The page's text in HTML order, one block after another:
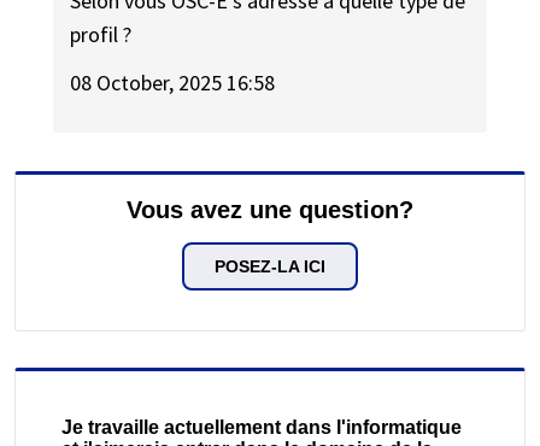
profil ?
08 October, 2025 16:58
Vous avez une question?
POSEZ-LA ICI
Je travaille actuellement dans l'informatique